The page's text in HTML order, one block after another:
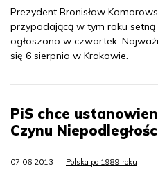
Prezydent Bronisław
przypadającą w tym roku
ogłoszono w czwartek.
się 6 sierpnia w Krakowie.
PiS chce
Czynu
07.06.2013 Polska po 1989 roku